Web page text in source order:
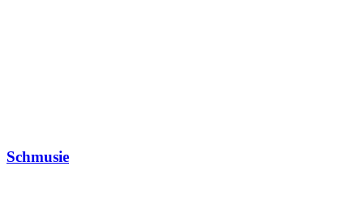
Schmusie